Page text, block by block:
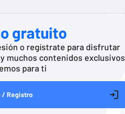
gratuito
o regístrate para disfrutar
muchos contenidos exclusivos
para ti
/ Registro